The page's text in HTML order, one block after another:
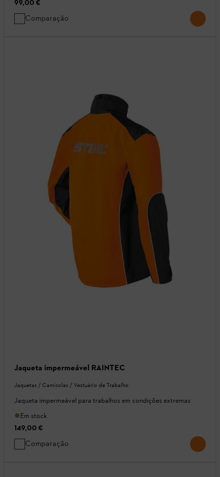
99,00 €
Comparação
Jaqueta impermeável RAINTEC
Jaquetas / Camisolas / Vestuário de Trabalho
Jaqueta impermeável para trabalhos em condições extremas
Em stock
149,00 €
Comparação